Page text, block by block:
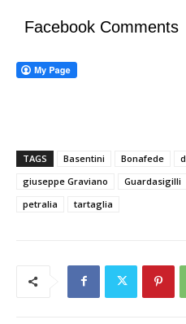
Facebook Comments
TAGS Basentini Bonafede
giuseppe Graviano
Guardasigilli
petralia
tartaglia